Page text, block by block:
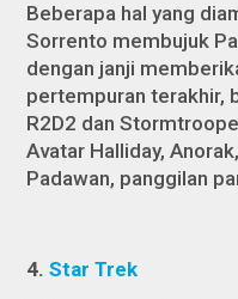
Beberapa hal yang
Sorrento membujuk
dengan janji
pertempuran terakhir,
R2D2 dan
Avatar Halliday,
Padawan, panggilan
4.Star Trek